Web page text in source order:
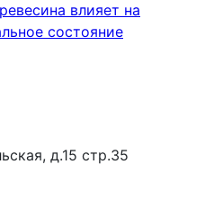
влияет на
состояние
д.15 стр.35